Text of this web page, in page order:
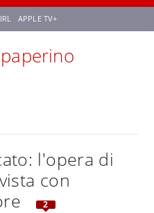
APPLE TV+
TREK AVENGERS: DOOMSDAY
l'opera di
con
2